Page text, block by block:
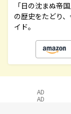
「日の沈まぬ帝
の歴史をたどり
イド。
AD
AD